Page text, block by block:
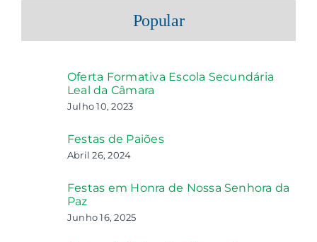
Popular
Oferta Formativa Escola Secundária
Leal da Câmara
Julho 10, 2023
Festas de Paiões
Abril 26, 2024
Festas em Honra de Nossa Senhora da
Paz
Junho 16, 2025